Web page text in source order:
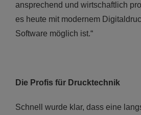
ansprechend und wirtschaftlich
es heute mit modernem
Software möglich ist.“
Die Profis für Drucktechnik
Schnell wurde klar, dass eine